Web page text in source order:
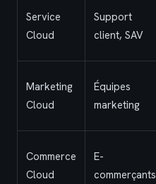
Service
Cloud
Support
client, SAV
Marketing
Cloud
Équipes
marketing
Commerce
Cloud
E-
commerçants